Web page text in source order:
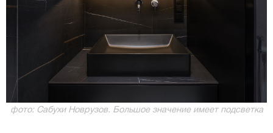
фото: Сабухи Новрузов. Большое значение имеет подсветка